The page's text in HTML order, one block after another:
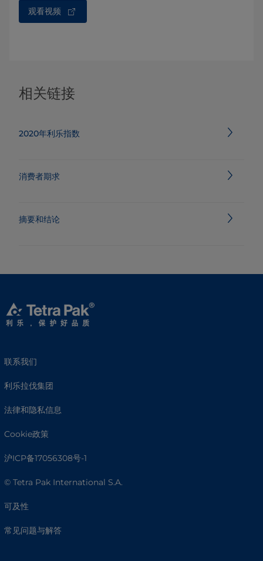
观看视频
相关链接
2020年利乐指数
消费者期求
摘要和结论
联系我们
利乐拉伐集团
法律和隐私信息
Cookie政策
沪ICP备17056308号-1
© Tetra Pak International S.A.
可及性
常见问题与解答